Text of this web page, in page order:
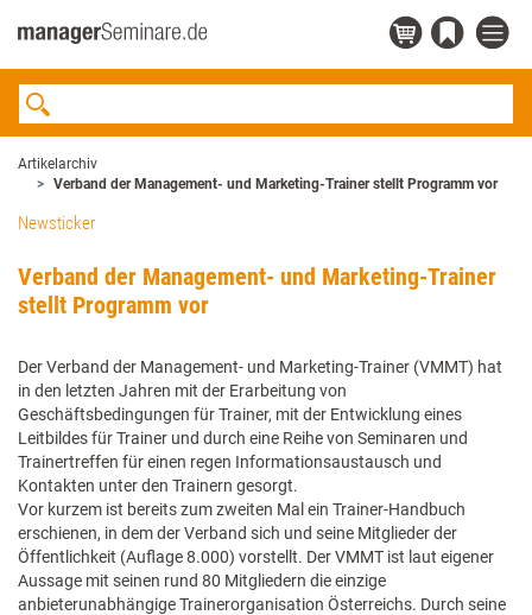
Artikelarchiv
Verband der Management- und Marketing-Trainer stellt Programm vor
Newsticker
Verband der Management- und Marketing-Trainer
stellt Programm vor
Der Verband der Management- und Marketing-Trainer (VMMT) hat
in den letzten Jahren mit der Erarbeitung von
Geschäftsbedingungen für Trainer, mit der Entwicklung eines
Leitbildes für Trainer und durch eine Reihe von Seminaren und
Trainertreffen für einen regen Informationsaustausch und
Kontakten unter den Trainern gesorgt.
Vor kurzem ist bereits zum zweiten Mal ein Trainer-Handbuch
erschienen, in dem der Verband sich und seine Mitglieder der
Öffentlichkeit (Auflage 8.000) vorstellt. Der VMMT ist laut eigener
Aussage mit seinen rund 80 Mitgliedern die einzige
anbieterunabhängige Trainerorganisation Österreichs. Durch seine